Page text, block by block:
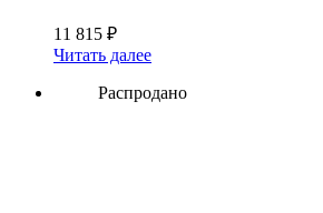
11 815 ₽
Читать далее
Распродано